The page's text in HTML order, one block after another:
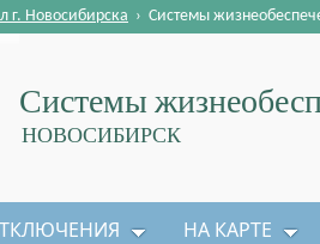
Системы
НОВОСИБИРСК
г. Новосибирска › Системы
НА КАРТЕ